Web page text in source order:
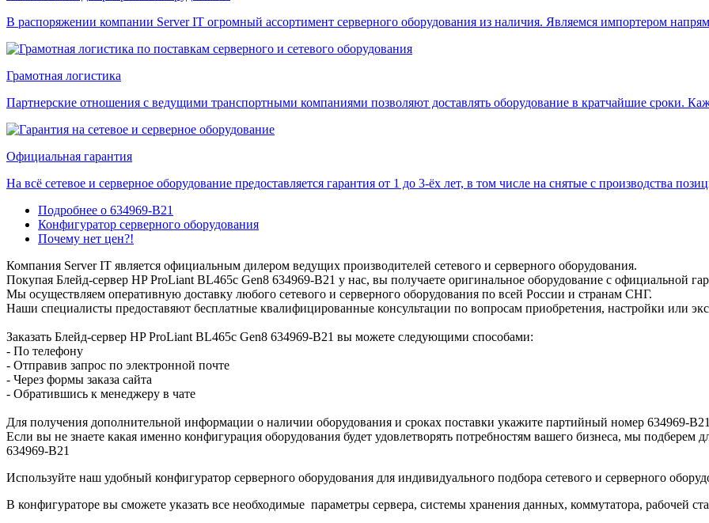
В распоряжении компании Server IT огромный ассортимент серверного оборудования из наличия. Являемся импортером
Грамотная логистика
Партнерские отношения с ведущими транспортными компаниями позволяют доставлять оборудование в кратчайшие сроки.
Официальная гарантия
На всё сетевое и серверное оборудование предоставляется гарантия от 1 до 3-ёх лет, в том числе на снятые с производства
Подробнее о 634969-B21
Конфигуратор серверного оборудования
Почему нет цен?!
Компания Server IT является официальным дилером ведущих производителей сетевого и серверного оборудования.
Покупая Блейд-сервер HP ProLiant BL465c Gen8 634969-B21 у нас, вы получаете оригинальное оборудование с официальной
Мы осуществляем оперативную доставку любого сетевого и серверного оборудования по всей России и странам СНГ.
Наши специалисты предоставяют бесплатные квалифицированные консультации по вопросам приобретения, настройки или
Заказать Блейд-сервер HP ProLiant BL465c Gen8 634969-B21 вы можете следующими способами:
- По телефону
- Отправив запрос по электронной почте
- Через формы заказа сайта
- Обратившись к менеджеру в чате
Для получения дополнительной информации о наличии оборудования и сроках поставки укажите партийный номер 634969-
Если вы не знаете какая именно конфигурация оборудования будет удовлетворять потребностям вашего бизнеса, мы
634969-B21
Используйте наш удобный конфигуратор серверного оборудования для индивидуального подбора сетевого и серверного
В конфигураторе вы сможете указать все необходимые параметры сервера, системы хранения данных, коммутатора, рабочей